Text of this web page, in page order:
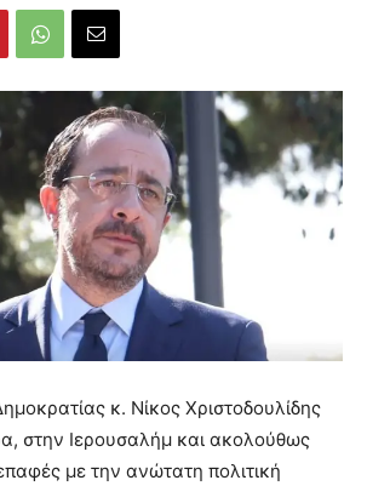
κ. Νίκος Χριστοδουλίδης
στην Ιερουσαλήμ και ακολούθως
με την ανώτατη πολιτική